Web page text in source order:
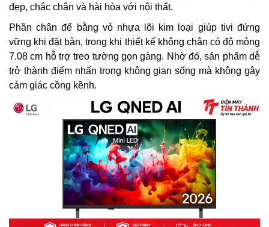
đẹp, chắc chắn và hài hòa với nội thất.
Phần chân đế bằng vỏ nhựa lõi kim loại giúp tivi đứng
vững khi đặt bàn, trong khi thiết kế không chân có độ mỏng
7.08 cm hỗ trợ treo tường gọn gàng. Nhờ đó, sản phẩm dễ
trở thành điểm nhấn trong không gian sống mà không gây
cảm giác cồng kềnh.